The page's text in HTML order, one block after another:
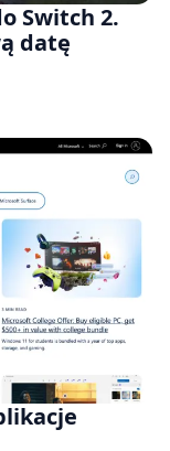
Switch 2.
datę